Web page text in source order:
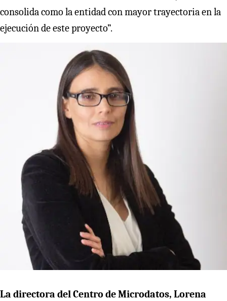
consolida como la entidad con mayor trayectoria en la
ejecución de este proyecto”.
La directora del Centro de Microdatos, Lorena